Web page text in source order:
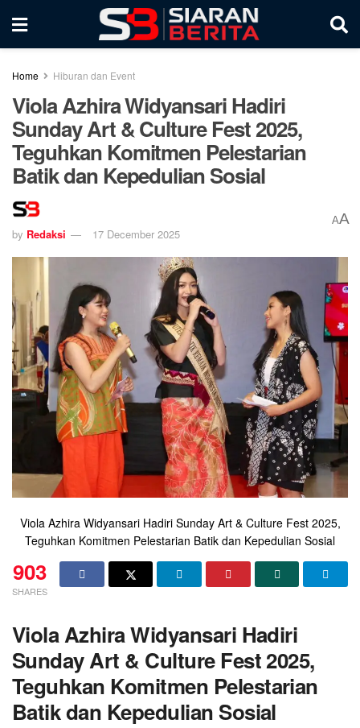
Home Hiburan dan Event
Viola Azhira Widyansari Hadiri
Sunday Art & Culture Fest 2025,
Teguhkan Komitmen Pelestarian
Batik dan Kepedulian Sosial
by Redaksi 17 December 2025
AA
Viola Azhira Widyansari Hadiri Sunday Art & Culture Fest 2025,
Teguhkan Komitmen Pelestarian Batik dan Kepedulian Sosial
903
SHARES
Viola Azhira Widyansari Hadiri
Sunday Art & Culture Fest 2025,
Teguhkan Komitmen Pelestarian
Batik dan Kepedulian Sosial